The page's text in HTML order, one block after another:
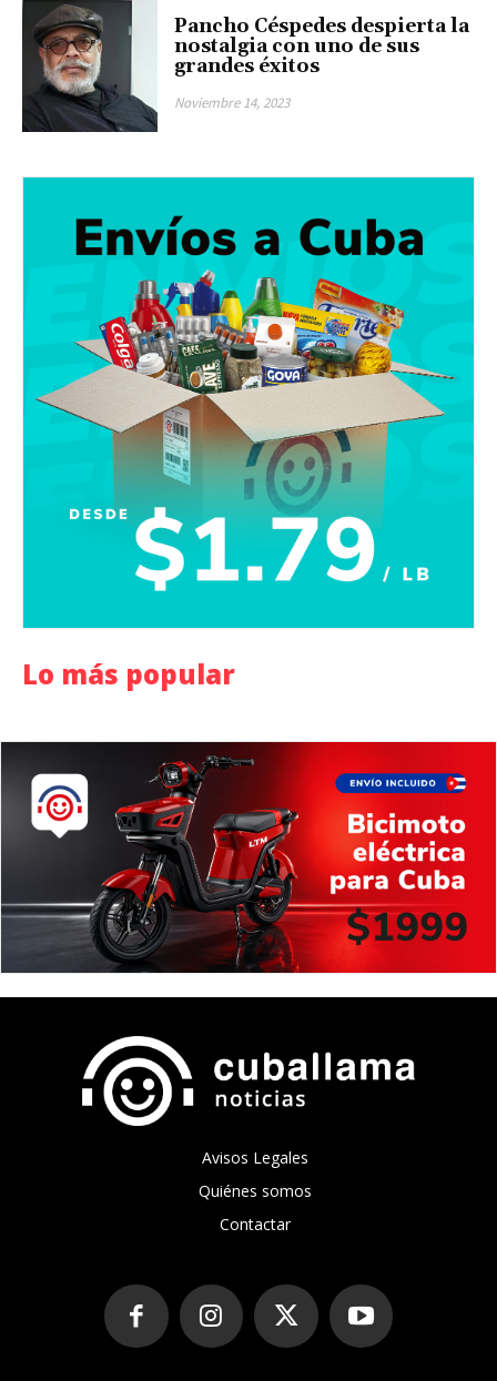
Pancho Céspedes despierta la
nostalgia con uno de sus
grandes éxitos
Noviembre 14, 2023
Lo más popular
Avisos Legales
Quiénes somos
Contactar